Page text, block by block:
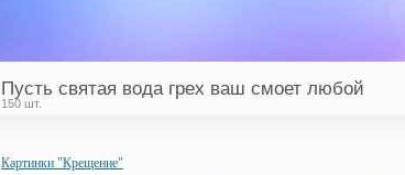
Пусть святая вода грех ваш смоет любой
150 шт.
Картинки "Крещение"